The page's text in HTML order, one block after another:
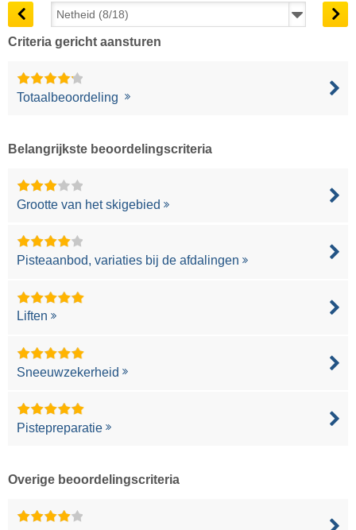
Criteria gericht aansturen
Totaalbeoordeling
Belangrijkste beoordelingscriteria
Grootte van het skigebied
Pisteaanbod, variaties bij de afdalingen
Liften
Sneeuwzekerheid
Pistepreparatie
Overige beoordelingscriteria